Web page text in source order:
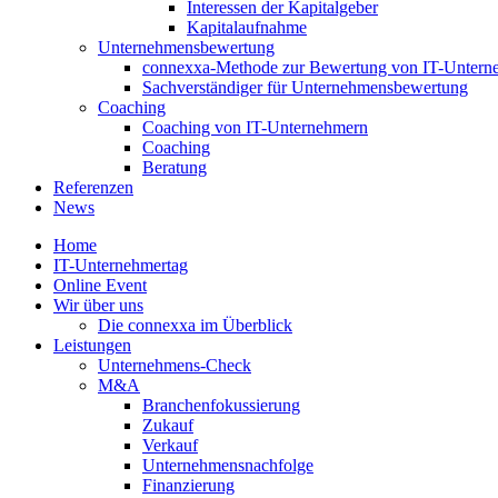
Interessen der Kapitalgeber
Kapitalaufnahme
Unternehmensbewertung
connexxa-Methode zur Bewertung von IT-
Sachverständiger für Unternehmensbewertung
Coaching
Coaching von IT-Unternehmern
Coaching
Beratung
Referenzen
News
Home
IT-Unternehmertag
Online Event
Wir über uns
Die connexxa im Überblick
Leistungen
Unternehmens-Check
M&A
Branchenfokussierung
Zukauf
Verkauf
Unternehmensnachfolge
Finanzierung